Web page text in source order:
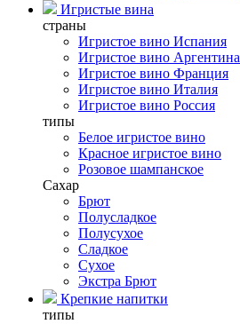
Игристые вина
страны
Игристое вино Испания
Игристое вино Аргентина
Игристое вино Франция
Игристое вино Италия
Игристое вино Россия
типы
Белое игристое вино
Красное игристое вино
Розовое шампанское
Сахар
Брют
Полусладкое
Полусухое
Сладкое
Сухое
Экстра Брют
Крепкие напитки
типы